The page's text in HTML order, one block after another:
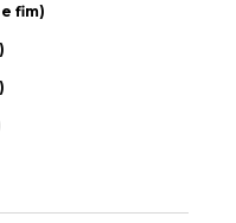
fim)